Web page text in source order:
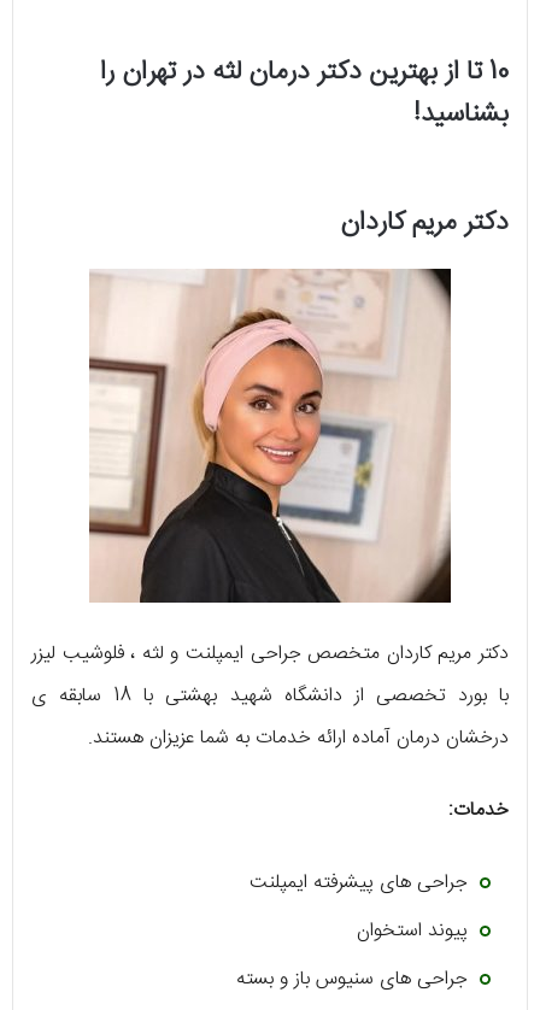
10 تا از بهترین دکتر درمان لثه در تهران را
بشناسید!
دکتر مریم کاردان
دکتر مریم کاردان متخصص جراحی ایمپلنت و لثه ، فلوشیب لیزر
با بورد تخصصی از دانشگاه شهید بهشتی با 18 سابقه ی
درخشان درمان آماده ارائه خدمات به شما عزیزان هستند.
خدمات:
جراحی های پیشرفته ایمپلنت
پیوند استخوان
جراحی های سنیوس باز و بسته